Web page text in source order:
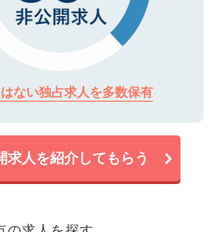
ない独占求人を多数保有
求人を紹介してもらう